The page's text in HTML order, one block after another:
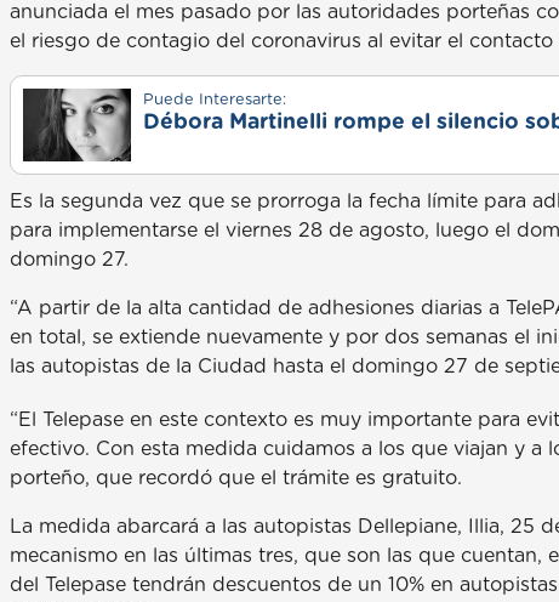
anunciada el mes pasado por las autoridades porteñas
el riesgo de contagio del coronavirus al evitar el
Puede Interesarte:
Débora Martinelli rompe el silencio
Es la segunda vez que se prorroga la fecha límite para
para implementarse el viernes 28 de agosto, luego el
domingo 27.
“A partir de la alta cantidad de adhesiones diarias a
en total, se extiende nuevamente y por dos semanas el
las autopistas de la Ciudad hasta el domingo 27 de
“El Telepase en este contexto es muy importante para
efectivo. Con esta medida cuidamos a los que viajan y a
porteño, que recordó que el trámite es gratuito.
La medida abarcará a las autopistas Dellepiane, Illia, 25
mecanismo en las últimas tres, que son las que cuentan,
del Telepase tendrán descuentos de un 10% en